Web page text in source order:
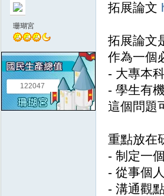
珊瑚宮
122047
拓展論文
拓展論文
作為一個
- 大專本
- 學生有
這個問題
重點放在
- 制定一
- 從事個
- 溝通觀